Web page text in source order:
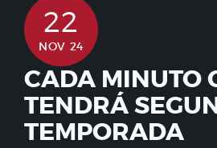
22
NOV 24
CADA MINUTO
TENDRÁ
TEMPORADA